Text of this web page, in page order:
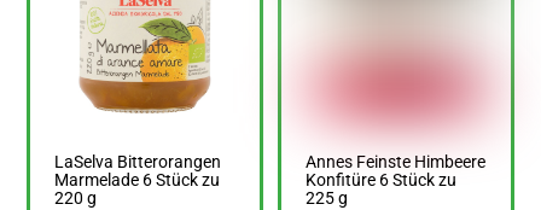
LaSelva Bitterorangen
Marmelade 6 Stück zu
220 g
Annes Feinste Himbeere
Konfitüre 6 Stück zu
225 g